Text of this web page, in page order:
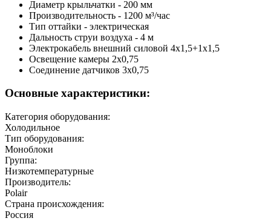
Диаметр крыльчатки - 200 мм
Производительность - 1200 м³/час
Тип оттайки - электрическая
Дальность струи воздуха - 4 м
Электрокабель внешний силовой 4х1,5+1х1,5
Освещение камеры 2х0,75
Соединение датчиков 3х0,75
Основные характеристики:
Категория оборудования:
Холодильное
Тип оборудования:
Моноблоки
Группа:
Низкотемпературные
Производитель:
Polair
Страна происхождения:
Россия